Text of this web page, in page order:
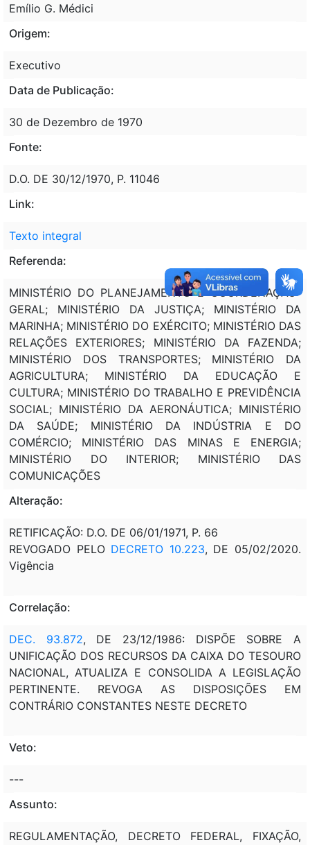
Emílio G. Médici
Origem:
Executivo
Data de Publicação:
30 de Dezembro de 1970
Fonte:
D.O. DE 30/12/1970, P. 11046
Link:
Texto integral
Referenda:
MINISTÉRIO DO PLANEJAMENTO E COORDENAÇÃO-
GERAL; MINISTÉRIO DA JUSTIÇA; MINISTÉRIO DA
MARINHA; MINISTÉRIO DO EXÉRCITO; MINISTÉRIO DAS
RELAÇÕES EXTERIORES; MINISTÉRIO DA FAZENDA;
MINISTÉRIO DOS TRANSPORTES; MINISTÉRIO DA
AGRICULTURA; MINISTÉRIO DA EDUCAÇÃO E
CULTURA; MINISTÉRIO DO TRABALHO E PREVIDÊNCIA
SOCIAL; MINISTÉRIO DA AERONÁUTICA; MINISTÉRIO
DA SAÚDE; MINISTÉRIO DA INDÚSTRIA E DO
COMÉRCIO; MINISTÉRIO DAS MINAS E ENERGIA;
MINISTÉRIO DO INTERIOR; MINISTÉRIO DAS
COMUNICAÇÕES
Alteração:
RETIFICAÇÃO: D.O. DE 06/01/1971, P. 66
REVOGADO PELO DECRETO 10.223, DE 05/02/2020.
Vigência
Correlação:
DEC. 93.872, DE 23/12/1986: DISPÕE SOBRE A
UNIFICAÇÃO DOS RECURSOS DA CAIXA DO TESOURO
NACIONAL, ATUALIZA E CONSOLIDA A LEGISLAÇÃO
PERTINENTE. REVOGA AS DISPOSIÇÕES EM
CONTRÁRIO CONSTANTES NESTE DECRETO
Veto:
---
Assunto:
REGULAMENTAÇÃO, DECRETO FEDERAL, FIXAÇÃO,